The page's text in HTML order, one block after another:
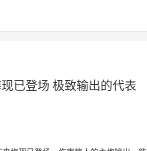
已登场 极致输出的代表